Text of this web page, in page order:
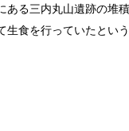
ある三内丸山遺跡の堆
食を行っていたという